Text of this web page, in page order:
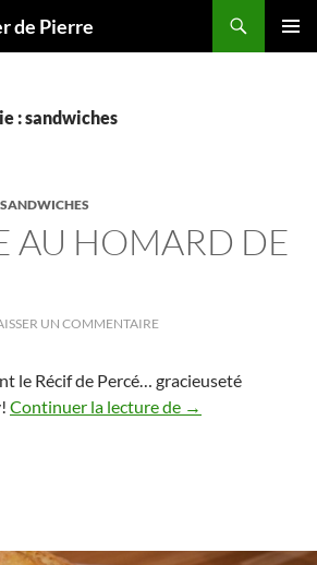
de Pierre
: sandwiches
SANDWICHES
AU HOMARD DE
UN COMMENTAIRE
le Récif de Percé… gracieuseté
Continuer la lecture de Guedille au
→